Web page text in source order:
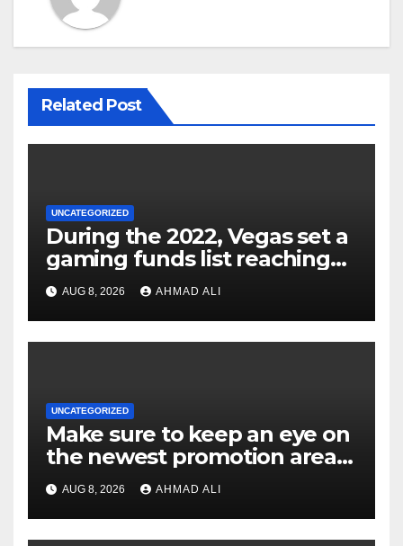
Related Post
UNCATEGORIZED
During the 2022, Vegas set a
gaming funds list reaching
$14AUG 8, 2026 AHMAD ALI
UNCATEGORIZED
Make sure to keep an eye on
the newest promotion area
once logging in to maximise
your winnings
AUG 8, 2026 AHMAD ALI